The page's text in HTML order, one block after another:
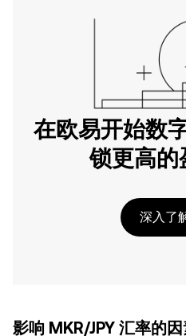
在欧易开始数
锁更高的
深入了
影响 MKR/JPY 汇率的